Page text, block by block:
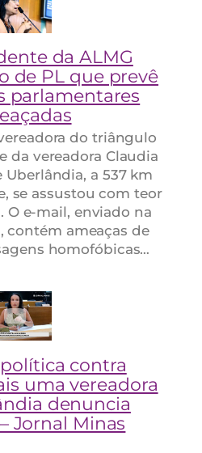
da ALMG
de PL que prevê
parlamentares
do triângulo
da vereadora Claudia
Uberlândia, a 537 km
se assustou com teor
O e-mail, enviado na
contém ameaças de
homofóbicas…
contra
uma vereadora
denuncia
Jornal Minas